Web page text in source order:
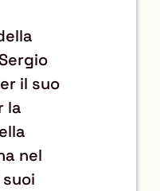
il suo
la
nel
suoi